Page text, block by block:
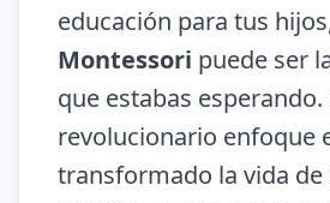
educación para tus
Montessori puede ser
que estabas esperando.
revolucionario enfoque
transformado la vida